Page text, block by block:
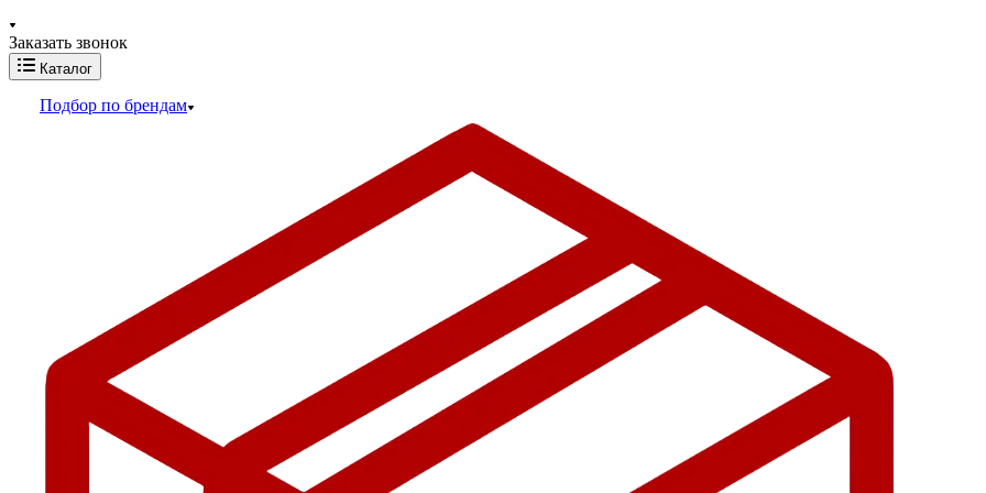
Заказать звонок
Каталог
Подбор по брендам